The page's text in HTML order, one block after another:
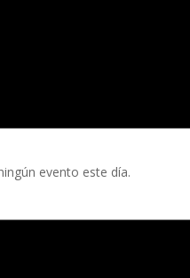
evento este día.